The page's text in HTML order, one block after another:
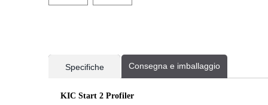
current
current
Specifiche Consegna e imballaggio
KIC Start 2 Profiler